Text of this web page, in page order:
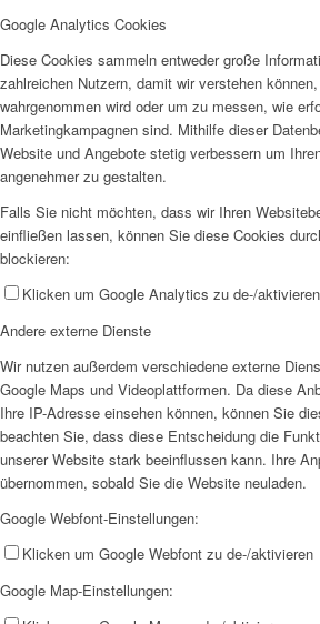
Google Analytics Cookies
Diese Cookies sammeln entweder große
zahlreichen Nutzern, damit wir verstehen
wahrgenommen wird oder um zu messen, wie
Marketingkampagnen sind. Mithilfe dieser
Website und Angebote stetig verbessern um
angenehmer zu gestalten.
Falls Sie nicht möchten, dass wir Ihren
einfließen lassen, können Sie diese Cookies
blockieren:
Klicken um Google Analytics zu de-/aktivieren
Andere externe Dienste
Wir nutzen außerdem verschiedene externe
Google Maps und Videoplattformen. Da diese
Ihre IP-Adresse einsehen können, können Sie
beachten Sie, dass diese Entscheidung die
unserer Website stark beeinflussen kann. Ihre
übernommen, sobald Sie die Website neuladen.
Google Webfont-Einstellungen:
Klicken um Google Webfont zu de-/aktivieren
Google Map-Einstellungen: